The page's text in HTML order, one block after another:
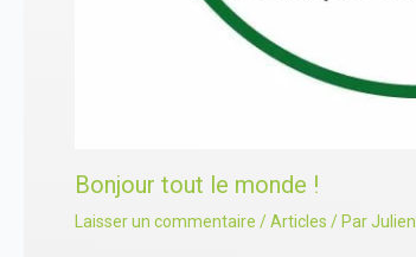
Bonjour tout le monde !
Laisser un commentaire /Articles / ParJulien